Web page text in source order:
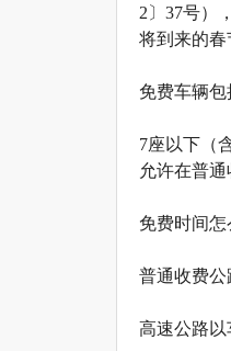
2〕37号）
将到来的春
免费车辆包
7座以下（
允许在普
免费时间怎
普通收费
高速公路